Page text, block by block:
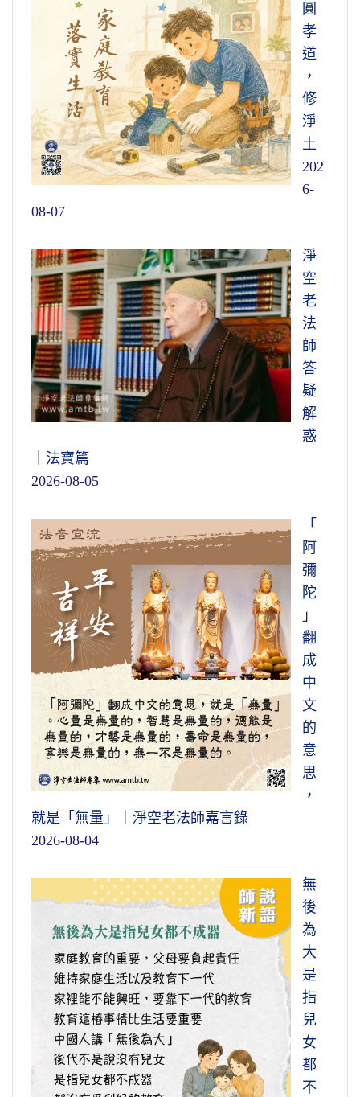
圓
孝
道
，
修
淨
土
202
6-
08-07
淨
空
老
法
師
答
疑
解
惑
｜法寶篇
2026-08-05
「
阿
彌
陀
」
翻
成
中
文
的
意
思
，
就是「無量」｜淨空老法師嘉言錄
2026-08-04
無
後
為
大
是
指
兒
女
都
不